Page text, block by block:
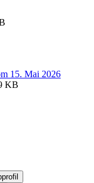
15. Mai 2026
KB